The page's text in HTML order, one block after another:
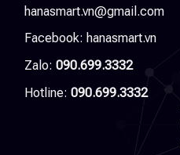
hanasmart.vn@gmail.com
Facebook: hanasmart.vn
Zalo: 090.699.3332
Hotline: 090.699.3332